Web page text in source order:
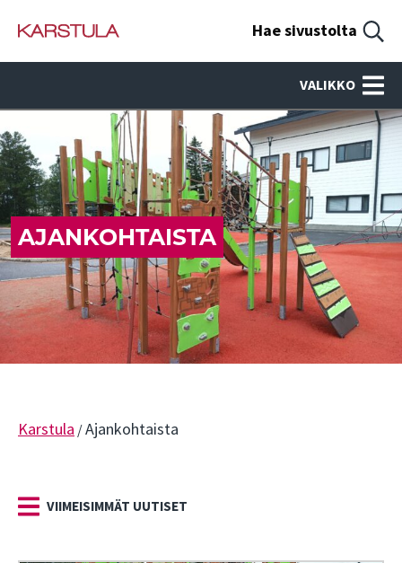
Hae sivustolta
VALIKKO
AJANKOHTAISTA
Karstula /Ajankohtaista
VIIMEISIMMÄT UUTISET